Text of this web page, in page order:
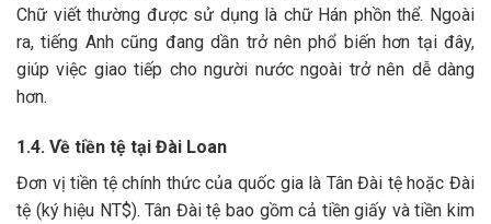
Chữ viết thường được sử dụng là chữ Hán phồn thể. Ngoài
ra, tiếng Anh cũng đang dần trở nên phổ biến hơn tại đây,
giúp việc giao tiếp cho người nước ngoài trở nên dễ dàng
hơn.
1.4. Về tiền tệ tại Đài Loan
Đơn vị tiền tệ chính thức của quốc gia là Tân Đài tệ hoặc Đài
tệ (ký hiệu NT$). Tân Đài tệ bao gồm cả tiền giấy và tiền kim